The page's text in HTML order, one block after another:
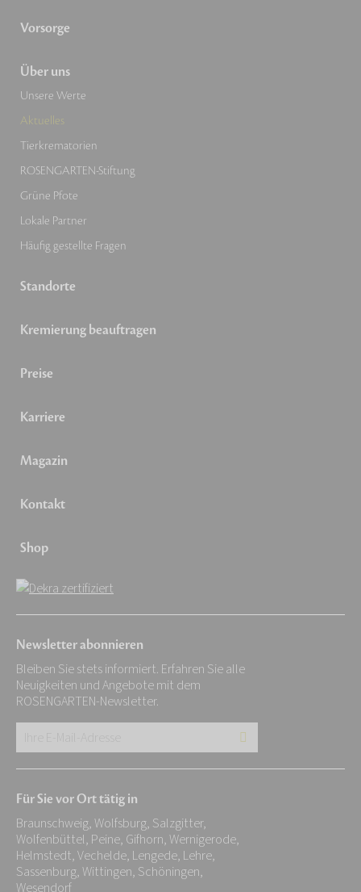
Vorsorge
Über uns
Unsere Werte
Aktuelles
Tierkrematorien
ROSENGARTEN-Stiftung
Grüne Pfote
Lokale Partner
Häufig gestellte Fragen
Standorte
Kremierung beauftragen
Preise
Karriere
Magazin
Kontakt
Shop
Newsletter abonnieren
Bleiben Sie stets informiert. Erfahren Sie alle
Neuigkeiten und Angebote mit dem
ROSENGARTEN-Newsletter.
Adresse:
*
Für Sie vor Ort tätig in
Braunschweig, Wolfsburg, Salzgitter,
Wolfenbüttel, Peine, Gifhorn, Wernigerode,
Helmstedt, Vechelde, Lengede, Lehre,
Sassenburg, Wittingen, Schöningen,
Wesendorf